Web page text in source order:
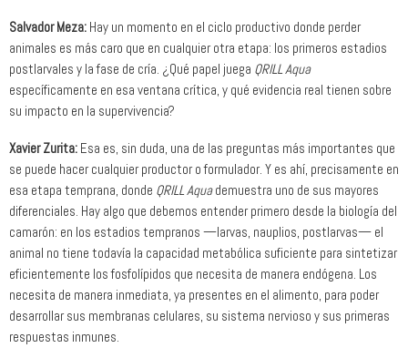
Salvador Meza: Hay un momento en el ciclo productivo donde perder
animales es más caro que en cualquier otra etapa: los primeros estadios
postlarvales y la fase de cría. ¿Qué papel juega QRILL Aqua
específicamente en esa ventana crítica, y qué evidencia real tienen sobre
su impacto en la supervivencia?
Xavier Zurita: Esa es, sin duda, una de las preguntas más importantes que
se puede hacer cualquier productor o formulador. Y es ahí, precisamente en
esa etapa temprana, donde QRILL Aquademuestra uno de sus mayores
diferenciales. Hay algo que debemos entender primero desde la biología del
camarón: en los estadios tempranos —larvas, nauplios, postlarvas— el
animal no tiene todavía la capacidad metabólica suficiente para sintetizar
eficientemente los fosfolípidos que necesita de manera endógena. Los
necesita de manera inmediata, ya presentes en el alimento, para poder
desarrollar sus membranas celulares, su sistema nervioso y sus primeras
respuestas inmunes.